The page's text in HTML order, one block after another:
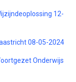
12-
08-05-2024
Onderwijs